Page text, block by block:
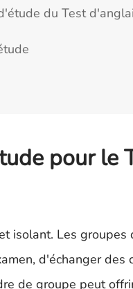
du Test
pour le
isolant. Les
d'échanger des
de groupe peut